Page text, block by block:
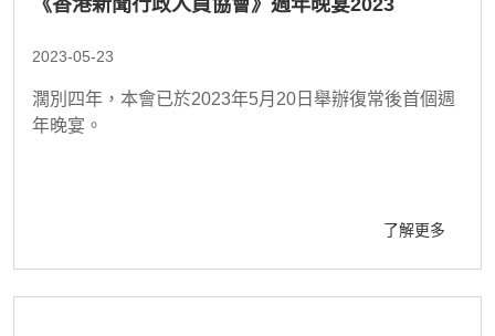
2023-05-23
濶別四年，本會已於2023年5月20日舉辦復常後首個週
年晚宴。
了解更多